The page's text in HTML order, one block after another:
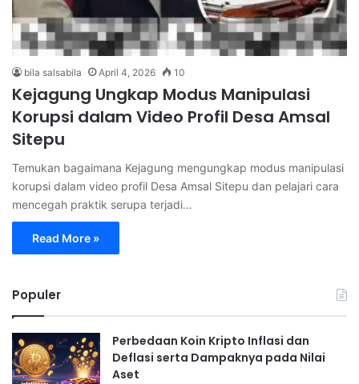
bila salsabila April 4, 2026 10
Kejagung Ungkap Modus Manipulasi
Korupsi dalam Video Profil Desa Amsal
Sitepu
Temukan bagaimana Kejagung mengungkap modus manipulasi
korupsi dalam video profil Desa Amsal Sitepu dan pelajari cara
mencegah praktik serupa terjadi…
Read More »
Populer
Perbedaan Koin Kripto Inflasi dan
Deflasi serta Dampaknya pada Nilai
Aset